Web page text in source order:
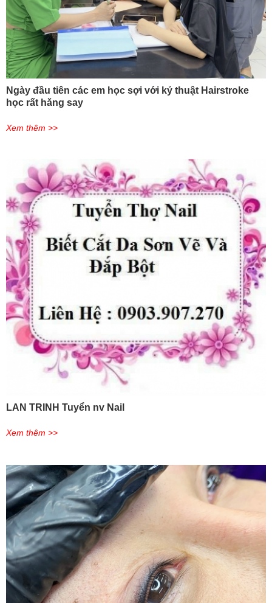
Ngày đầu tiên các em học sợi với kỷ thuật Hairstroke
học rất hăng say
Xem thêm >>
LAN TRINH Tuyển nv Nail
Xem thêm >>